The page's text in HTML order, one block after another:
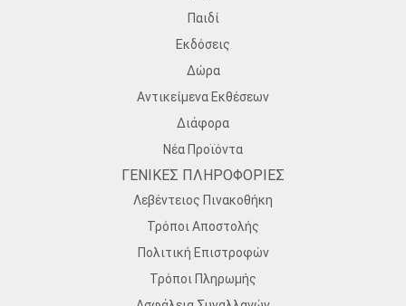
Παιδί
Εκδόσεις
Δώρα
Αντικείμενα Εκθέσεων
Διάφορα
Νέα Προϊόντα
ΓΕΝΙΚΕΣ ΠΛΗΡΟΦΟΡΙΕΣ
Λεβέντειος Πινακοθήκη
Τρόποι Αποστολής
Πολιτική Επιστροφών
Τρόποι Πληρωμής